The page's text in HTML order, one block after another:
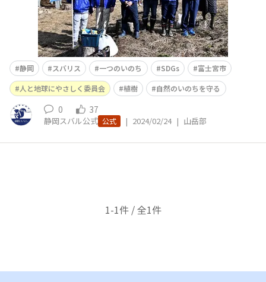
静岡 スバリス 一つのいのち SDGs
富士宮市
人と地球にやさしく委員会
植樹 自然のいのちを守る
0 37
静岡スバル公式 公式 | 2024/02/24 | 山岳部
1-1件 / 全1件